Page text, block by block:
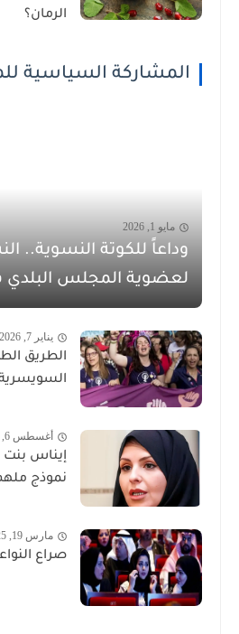
الرمان؟
المشاركة السياسية
مايو 1, 2026
وداعاً للكوتة النسوية..
لعضوية المجلس البلدي
يناير 7, 2026
الطريق
أغسطس 6, 2025
إيناس
نموذج
مارس 19, 2025
صراع